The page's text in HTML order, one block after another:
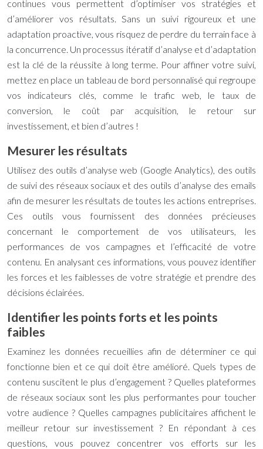
continues vous permettent d’optimiser vos stratégies et
d’améliorer vos résultats. Sans un suivi rigoureux et une
adaptation proactive, vous risquez de perdre du terrain face à
la concurrence. Un processus itératif d’analyse et d’adaptation
est la clé de la réussite à long terme. Pour affiner votre suivi,
mettez en place un tableau de bord personnalisé qui regroupe
vos indicateurs clés, comme le trafic web, le taux de
conversion, le coût par acquisition, le retour sur
investissement, et bien d’autres !
Mesurer les résultats
Utilisez des outils d’analyse web (Google Analytics), des outils
de suivi des réseaux sociaux et des outils d’analyse des emails
afin de mesurer les résultats de toutes les actions entreprises.
Ces outils vous fournissent des données précieuses
concernant le comportement de vos utilisateurs, les
performances de vos campagnes et l’efficacité de votre
contenu. En analysant ces informations, vous pouvez identifier
les forces et les faiblesses de votre stratégie et prendre des
décisions éclairées.
Identifier les points forts et les points
faibles
Examinez les données recueillies afin de déterminer ce qui
fonctionne bien et ce qui doit être amélioré. Quels types de
contenu suscitent le plus d’engagement ? Quelles plateformes
de réseaux sociaux sont les plus performantes pour toucher
votre audience ? Quelles campagnes publicitaires affichent le
meilleur retour sur investissement ? En répondant à ces
questions, vous pouvez concentrer vos efforts sur les